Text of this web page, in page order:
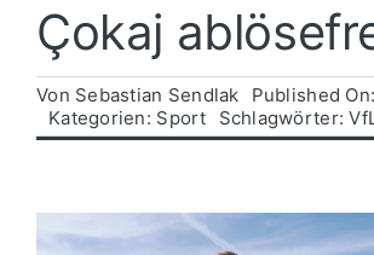
Politik
Wirtschaft
Çokaj
Von Sebastian Sendlak
Published
Kategorien: Sport Schlagwörter: